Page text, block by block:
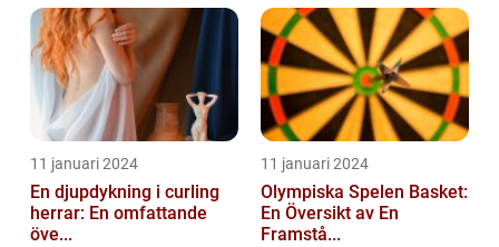
11 januari 2024
En djupdykning i curling
herrar: En omfattande
öve...
11 januari 2024
Olympiska Spelen Basket:
En Översikt av En
Framstå...